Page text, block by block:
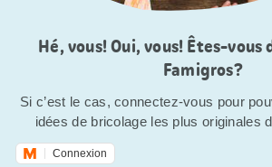
Hé, vous! Oui, vous! Êtes-vous
Famigros?
Si c’est le cas, connectez-vous pour
idées de bricolage les plus originales
Connexion